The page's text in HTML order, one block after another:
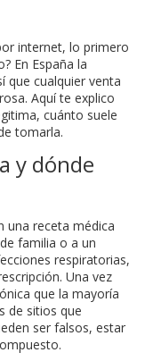
internet, lo primero
En España la
que cualquier venta
Aquí te explico
cuánto suele
tomarla.
y dónde
una receta médica
familia o a un
respiratorias,
Una vez
que la mayoría
de sitios que
ser falsos, estar